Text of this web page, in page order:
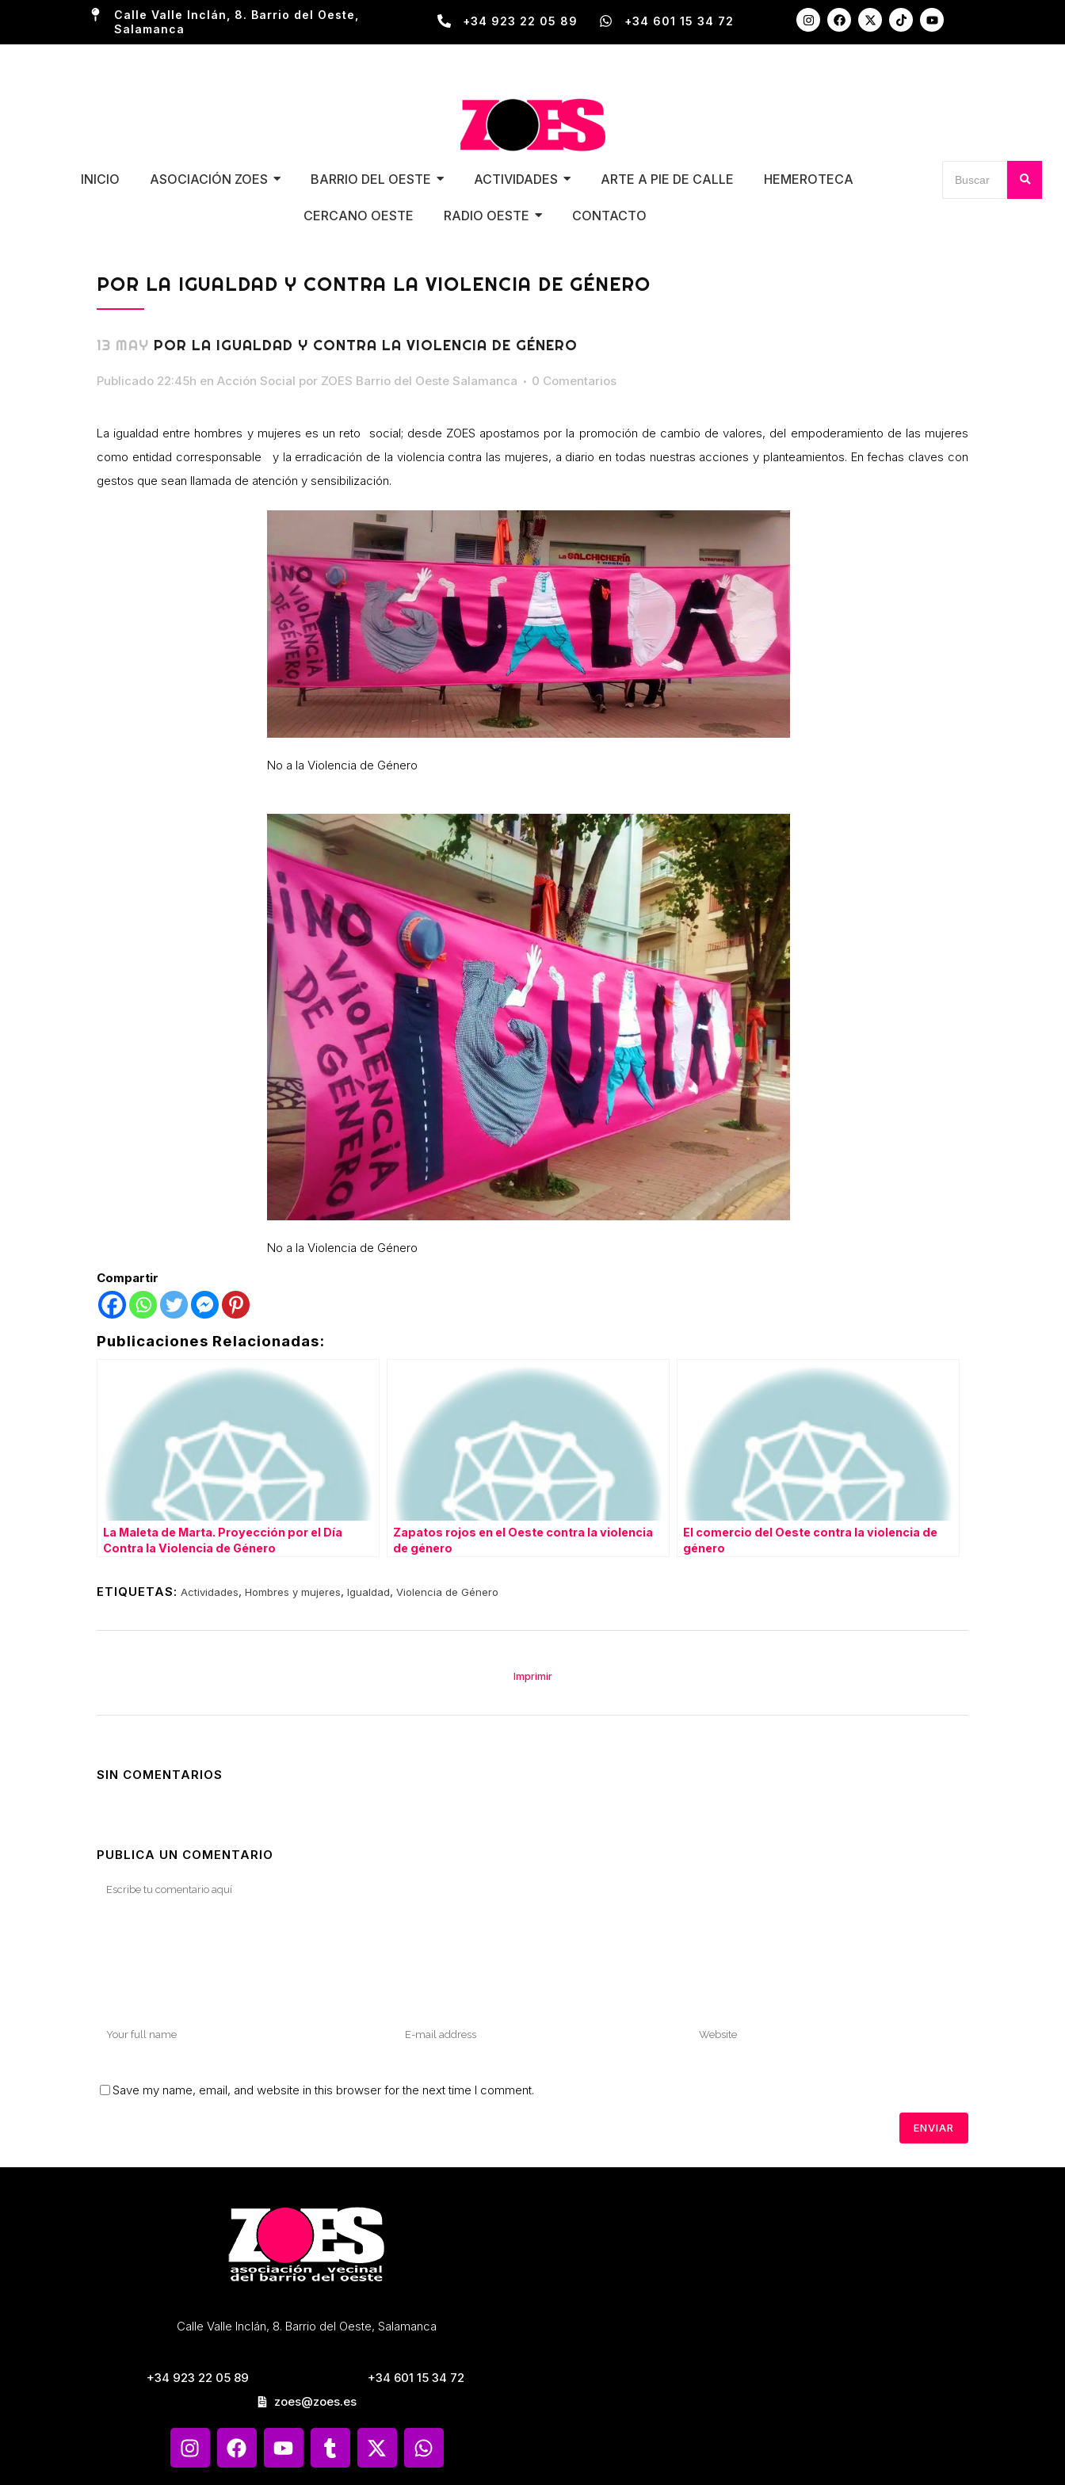
Calle Valle Inclán, 8. Barrio del Oeste,
Salamanca
+34 923 22 05 89 +34 601 15 34 72
INICIO ASOCIACIÓN ZOES BARRIO DEL OESTE ACTIVIDADES ARTE A PIE DE CALLE HEMEROTECA
CERCANO OESTE RADIO OESTE CONTACTO
POR LA IGUALDAD Y CONTRA LA VIOLENCIA DE GÉNERO
13 MAY POR LA IGUALDAD Y CONTRA LA VIOLENCIA DE GÉNERO
Publicado 22:45h en Acción Social por ZOES Barrio del Oeste Salamanca 0 Comentarios
La igualdad entre hombres y mujeres es un reto social; desde ZOES apostamos por la promoción de cambio de valores, del empoderamiento de las mujeres
como entidad corresponsable y la erradicación de la violencia contra las mujeres, a diario en todas nuestras acciones y planteamientos. En fechas claves con
gestos que sean llamada de atención y sensibilización.
No a la Violencia de Género
No a la Violencia de Género
Compartir
Publicaciones Relacionadas:
La Maleta de Marta. Proyección por el Día
Contra la Violencia de Género
Zapatos rojos en el Oeste contra la violencia
de género
El comercio del Oeste contra la violencia de
género
ETIQUETAS: Actividades, Hombres y mujeres, Igualdad, Violencia de Género
Imprimir
SIN COMENTARIOS
PUBLICA UN COMENTARIO
Save my name, email, and website in this browser for the next time I comment.
Calle Valle Inclán, 8. Barrio del Oeste, Salamanca
+34 923 22 05 89
+34 601 15 34 72
zoes@zoes.es